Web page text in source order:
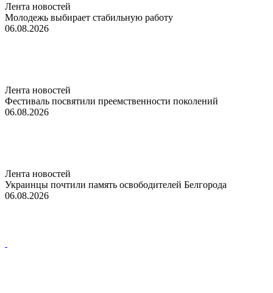
Лента новостей
Молодежь выбирает стабильную работу
06.08.2026
Лента новостей
Фестиваль посвятили преемственности поколений
06.08.2026
Лента новостей
Украинцы почтили память освободителей Белгорода
06.08.2026